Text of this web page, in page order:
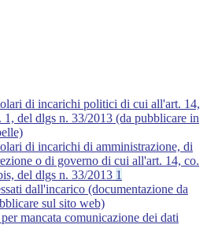
di incarichi politici di cui all'art. 14,
1, del dlgs n. 33/2013 (da pubblicare in
di incarichi di amministrazione, di
o di governo di cui all'art. 14, co.
del dlgs n. 33/2013 1
dall'incarico (documentazione da
sul sito web)
mancata comunicazione dei dati